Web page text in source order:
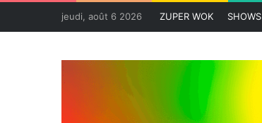
jeudi, août 6 2026 ZUPER WOK SHOWS